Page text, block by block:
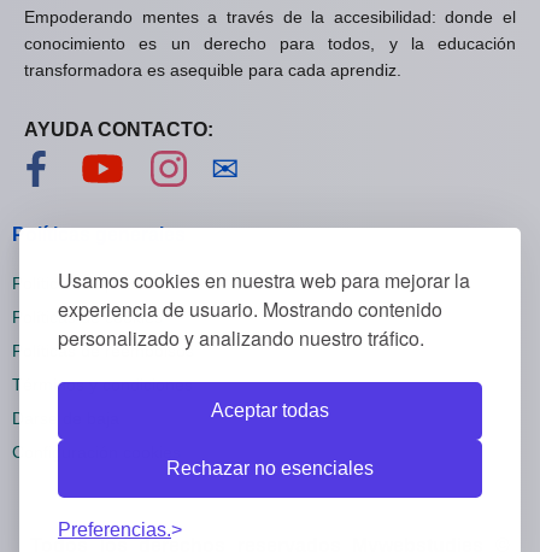
Usamos cookies en nuestra web para mejorar la
experiencia de usuario. Mostrando contenido
personalizado y analizando nuestro tráfico.
Aceptar todas
Rechazar no esenciales
Preferencias.
Empoderando mentes a través de la accesibilidad: donde el
conocimiento es un derecho para todos, y la educación
transformadora es asequible para cada aprendiz.
AYUDA CONTACTO:
Visítanos en Facebook
Visítanos en YouTube
Visítanos en Instagram
✉
Políticas generales
Políticas de privacidad
Políticas de cookies
Políticas de reembolsos
Términos y condiciones
Darse de baja
Configuración cookies
Todos los derechos reservados Mywebstudies ©